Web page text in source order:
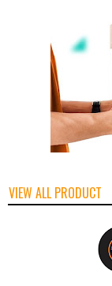
VIEW ALL PRODUCT